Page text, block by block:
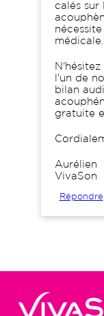
calés sur
médicale.
l'un de
bilan
gratuite
Aurélien
VivaSon
Répondre